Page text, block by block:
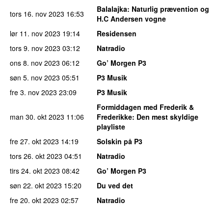
tors 16. nov 2023 16:53 Balalajka: Naturlig prævention og
H.C Andersen vogne
lør 11. nov 2023 19:14
Residensen
tors 9. nov 2023 03:12
Natradio
ons 8. nov 2023 06:12
Go’ Morgen P3
søn 5. nov 2023 05:51
P3 Musik
fre 3. nov 2023 23:09 P3 Musik
man 30. okt 2023 11:06
Formiddagen med Frederik &
Frederikke: Den mest skyldige
playliste
fre 27. okt 2023 14:19
Solskin på P3
tors 26. okt 2023 04:51
Natradio
tirs 24. okt 2023 08:42
Go’ Morgen P3
søn 22. okt 2023 15:20
Du ved det
fre 20. okt 2023 02:57 Natradio